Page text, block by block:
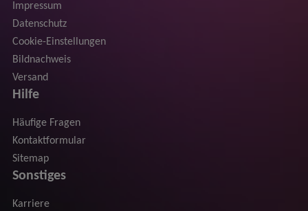
Impressum
Datenschutz
Cookie-Einstellungen
Bildnachweis
Versand
Hilfe
Häufige Fragen
Kontaktformular
Sitemap
Sonstiges
Karriere